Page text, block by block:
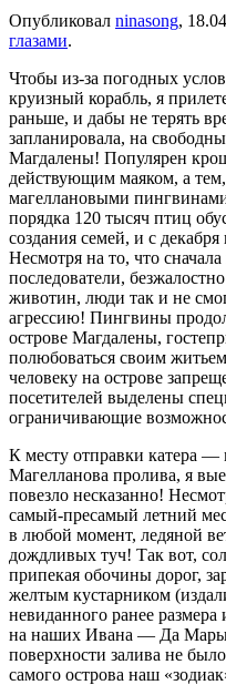
Опубликовал ninasong,
глазами.
Чтобы из-за погодных
круизный корабль, я
раньше, и дабы не терять
запланировала, на
Магдалены! Популярен
действующим маяком, а
магеллановыми
порядка 120 тысяч птиц
создания семей, и с
Несмотря на то, что
последователи,
животин, люди так и не
агрессию! Пингвины
острове Магдалены,
полюбоваться своим
человеку на острове
посетителей выделены
ограничивающие
К месту отправки катера —
Магелланова пролива, я
повезло несказанно!
самый-пресамый летний
в любой момент, ледяной
дождливых туч! Так вот,
припекая обочины дорог,
желтым кустарником
невиданного ранее
на наших Ивана — Да
поверхности залива не
самого острова наш